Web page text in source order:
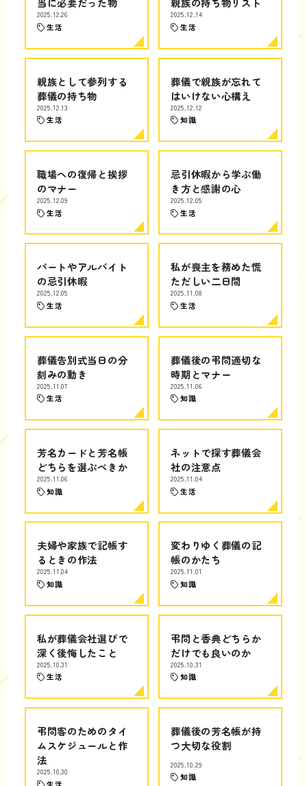
2025.12.26
生活
2025.12.14
生活
親族として参列する
葬儀の持ち物
2025.12.13
生活
葬儀で親族が忘れて
はいけない心構え
2025.12.12
知識
職場への復帰と挨拶
のマナー
2025.12.09
生活
忌引休暇から学ぶ働
き方と感謝の心
2025.12.05
生活
パートやアルバイト
の忌引休暇
2025.12.05
生活
私が喪主を務めた慌
ただしい二日間
2025.11.08
生活
葬儀告別式当日の分
刻みの動き
2025.11.07
生活
葬儀後の弔問適切な
時期とマナー
2025.11.06
知識
芳名カードと芳名帳
どちらを選ぶべきか
2025.11.06
知識
ネットで探す葬儀会
社の注意点
2025.11.04
生活
夫婦や家族で記帳す
るときの作法
2025.11.04
知識
変わりゆく葬儀の記
帳のかたち
2025.11.01
知識
私が葬儀会社選びで
深く後悔したこと
2025.10.31
生活
弔問と香典どちらか
だけでも良いのか
2025.10.31
知識
弔問客のためのタイ
ムスケジュールと作
法
2025.10.30
葬儀後の芳名帳が持
つ大切な役割
2025.10.29
知識